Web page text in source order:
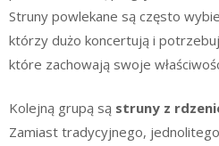
Struny powlekane są często
którzy dużo koncertują i
które zachowają swoje
Kolejną grupą są struny z
Zamiast tradycyjnego,